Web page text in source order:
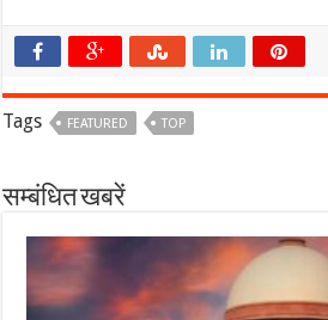
Tags FEATURED TOP
सम्बंधित खबरें